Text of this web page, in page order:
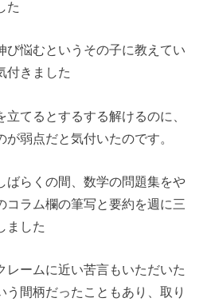
た
び悩むというその子に教えてい
付きました
てるとするする解けるのに、
弱点だと気付いたのです。
ばらくの間、数学の問題集をや
コラム欄の筆写と要約を週に三
ました
レームに近い苦言もいただいた
う間柄だったこともあり、取り